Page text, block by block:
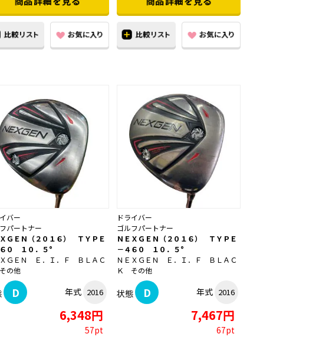
バー
パートナー
ＧＥＮ（２０１６） ＴＹＰＥ
０ １０．５°
ＧＥＮ Ｅ．Ｉ．Ｆ ＢＬＡＣ
の他
D 年式 2016
6,348円
57pt
ドライバー
ゴルフパートナー
ＮＥＸＧＥＮ（２０１６） ＴＹＰＥ
－４６０ １０．５°
ＮＥＸＧＥＮ Ｅ．Ｉ．Ｆ ＢＬＡＣ
Ｋ その他
状態 D 年式 2016
7,467円
67pt